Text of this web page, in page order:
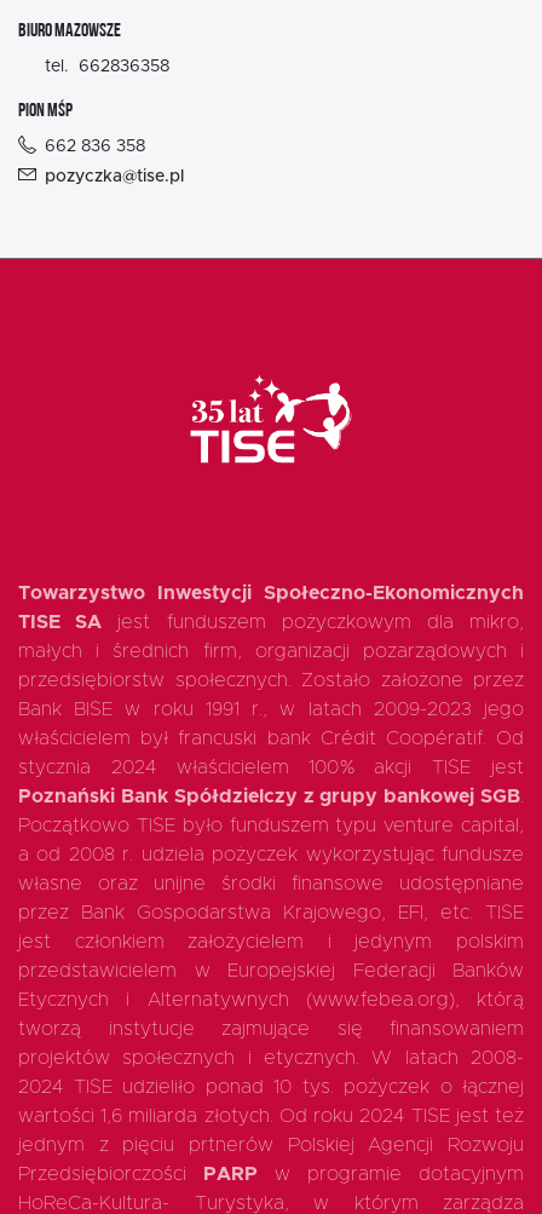
BIURO MAZOWSZE
tel. 662836358
PION MŚP
662 836 358
pozyczka@tise.pl
Towarzystwo Inwestycji Społeczno-Ekonomicznych
TISE SA jest funduszem pożyczkowym dla mikro,
małych i średnich firm, organizacji pozarządowych i
przedsiębiorstw społecznych. Zostało założone przez
Bank BISE w roku 1991 r., w latach 2009-2023 jego
właścicielem był francuski bank Crédit Coopératif. Od
stycznia 2024 właścicielem 100% akcji TISE jest
Poznański Bank Spółdzielczy z grupy bankowej SGB
Początkowo TISE było funduszem typu venture capital,
a od 2008 r. udziela pożyczek wykorzystując fundusze
własne oraz unijne środki finansowe udostępniane
przez Bank Gospodarstwa Krajowego, EFI, etc. TISE
jest członkiem założycielem i jedynym polskim
przedstawicielem w Europejskiej Federacji Banków
Etycznych i Alternatywnych (www.febea.org), którą
tworzą instytucje zajmujące się finansowaniem
projektów społecznych i etycznych. W latach 2008-
2024 TISE udzieliło ponad 10 tys. pożyczek o łącznej
wartości 1,6 miliarda złotych. Od roku 2024 TISE jest też
jednym z pięciu prtnerów Polskiej Agencji Rozwoju
Przedsiębiorczości
PARP w programie dotacyjnym
HoReCa-Kultura- Turystyka, w którym zarządza